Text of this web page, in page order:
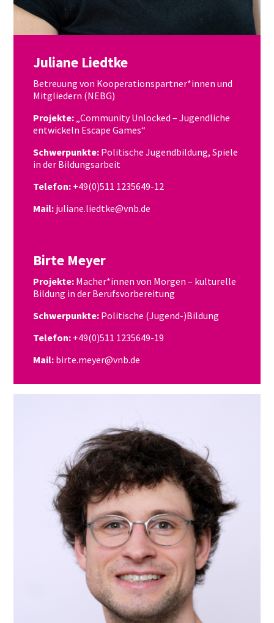
Juliane Liedtke
Betreuung von Kooperationspartner*innen und
Mitgliedern (NEBG)
Projekte: „Community Unlocked – Jugendliche
entwickeln Escape Games“
Schwerpunkte: Politische Jugendbildung, Spiele
in der Bildungsarbeit
Telefon: +49(0)511 1235649-12
Mail: juliane.liedtke@vnb.de
Birte Meyer
​Projekte: Macher*innen von Morgen – kulturelle
Bildung in der Berufsvorbereitung
Schwerpunkte: Politische (Jugend-)Bildung
Telefon: +49(0)511 1235649-19
Mail: birte.meyer@vnb.de